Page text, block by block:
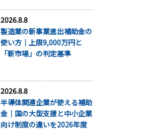
2026.8.8
製造業の新事業進出補助金の
使い方｜上限9,000万円と
「新市場」の判定基準
2026.8.8
半導体関連企業が使える補助
金｜国の大型支援と中小企業
向け制度の違いを2026年度